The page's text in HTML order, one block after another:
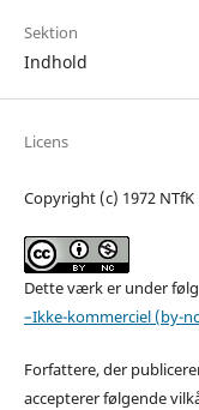
Sektion
Indhold
Licens
Copyright (c) 1972 NTfK
Dette værk er under
–Ikke-kommerciel (by-
Forfattere, der
accepterer følgende